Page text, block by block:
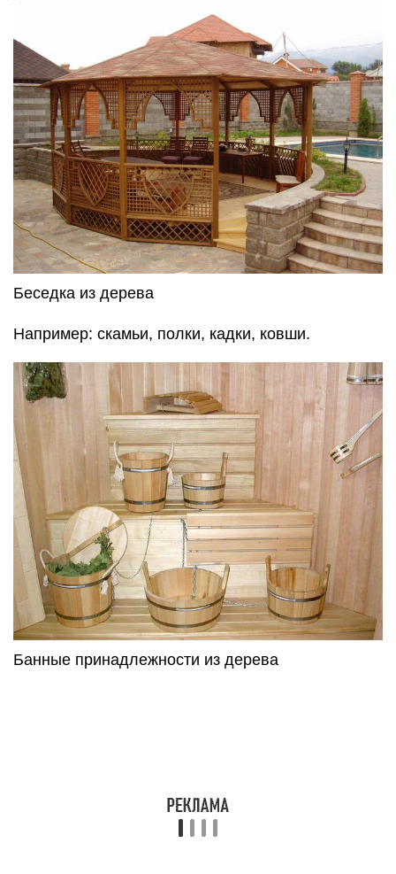
Беседка из дерева
Например: скамьи, полки, кадки, ковши.
Банные принадлежности из дерева